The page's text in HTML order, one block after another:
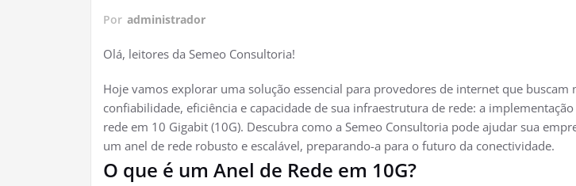
Por administrador
Olá, leitores da Semeo Consultoria!
Hoje vamos explorar uma solução essencial para provedores de internet que buscam
confiabilidade, eficiência e capacidade de sua infraestrutura de rede: a
rede em 10 Gigabit (10G). Descubra como a Semeo Consultoria pode ajudar sua
um anel de rede robusto e escalável, preparando-a para o futuro da conectividade.
O que é um Anel de Rede em 10G?